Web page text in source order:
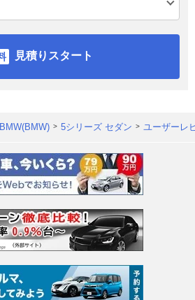
見積りスタート
BMW(BMW) 5シリーズ セダン ユーザーレ